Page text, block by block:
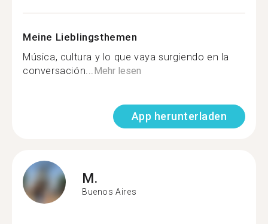
Meine Lieblingsthemen
Música, cultura y lo que vaya surgiendo en la
conversación...Mehr lesen
App herunterladen
M.
Buenos Aires